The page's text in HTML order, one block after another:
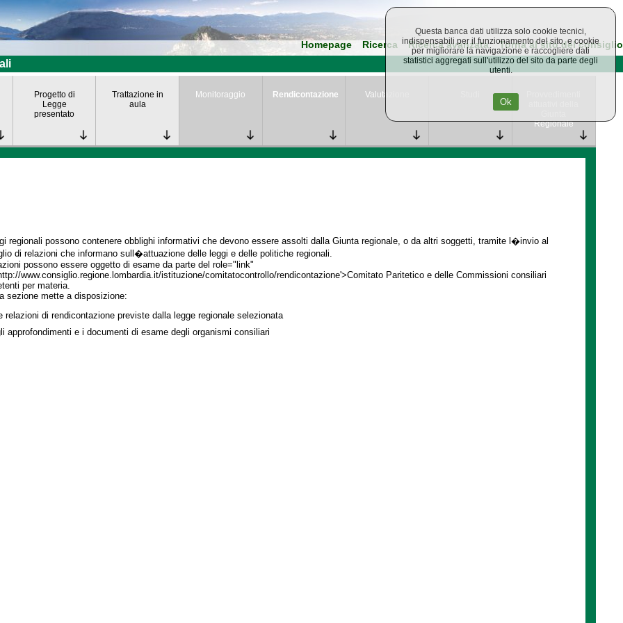
Homepage Ricerca Ricerca avanzata Torna al sito del consiglio
Progetto di
Legge
presentato
Trattazione in
aula
Monitoraggio Rendicontazione Valutazione
Regionale
regionali possono contenere obblighi informativi che devono essere assolti dalla Giunta regionale, o da altri soggetti, tramite l�invio al
di relazioni che informano sull�attuazione delle leggi e delle politiche regionali.
possono essere oggetto di esame da parte del role="link"
www.consiglio.regione.lombardia.it/istituzione/comitatocontrollo/rendicontazione'>Comitato Paritetico e delle Commissioni consiliari
per materia.
sezione mette a disposizione:
relazioni di rendicontazione previste dalla legge regionale selezionata
approfondimenti e i documenti di esame degli organismi consiliari
Questa banca dati utilizza solo cookie tecnici,
indispensabili per il funzionamento del sito, e cookie
per migliorare la navigazione e raccogliere dati
statistici aggregati sull'utilizzo del sito da parte degli
utenti.
Ok